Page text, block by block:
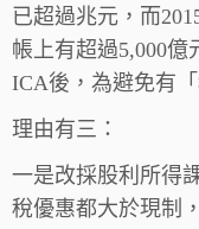
已超過兆元，而
帳上有超過5,000
ICA後，為避免有
理由有三：
一是改採股利所得
稅優惠都大於現制